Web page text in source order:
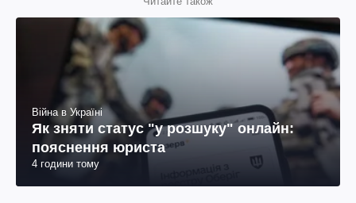
Війна в Україні
Як зняти статус "у розшуку" онлайн:
пояснення юриста
4 години тому